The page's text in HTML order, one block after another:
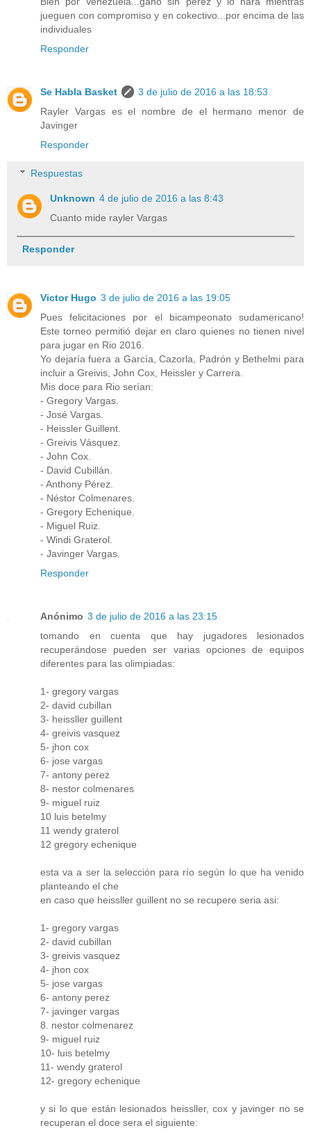
jueguen con compromiso y en cokectivo...por encima de las
individuales
Responder
Se Habla Basket
3 de julio de 2016 a las 18:53
Rayler Vargas es el nombre de el hermano menor de
Javinger
Responder
Respuestas
Unknown 4 de julio de 2016 a las 8:43
Cuanto mide rayler Vargas
Responder
Victor Hugo 3 de julio de 2016 a las 19:05
Pues felicitaciones por el bicampeonato sudamericano!
Este torneo permitió dejar en claro quienes no tienen nivel
para jugar en Rio 2016.
Yo dejaría fuera a García, Cazorla, Padrón y Bethelmi para
incluir a Greivis, John Cox, Heissler y Carrera.
Mis doce para Rio serían:
- Gregory Vargas.
- José Vargas.
- Heissler Guillent.
- Greivis Vásquez.
- John Cox.
- David Cubillán.
- Anthony Pérez.
- Néstor Colmenares.
- Gregory Echenique.
- Miguel Ruiz.
- Windi Graterol.
- Javinger Vargas.
Responder
Anónimo 3 de julio de 2016 a las 23:15
tomando en cuenta que hay jugadores lesionados
recuperándose pueden ser varias opciones de equipos
diferentes para las olimpiadas:
1- gregory vargas
2- david cubillan
3- heissller guillent
4- greivis vasquez
5- jhon cox
6- jose vargas
7- antony perez
8- nestor colmenares
9- miguel ruiz
10 luis betelmy
11 wendy graterol
12 gregory echenique
esta va a ser la selección para río según lo que ha venido
planteando el che
en caso que heissller guillent no se recupere seria asi:
1- gregory vargas
2- david cubillan
3- greivis vasquez
4- jhon cox
5- jose vargas
6- antony perez
7- javinger vargas
8. nestor colmenarez
9- miguel ruiz
10- luis betelmy
11- wendy graterol
12- gregory echenique
y si lo que están lesionados heissller, cox y javinger no se
recuperan el doce sera el siguiente: